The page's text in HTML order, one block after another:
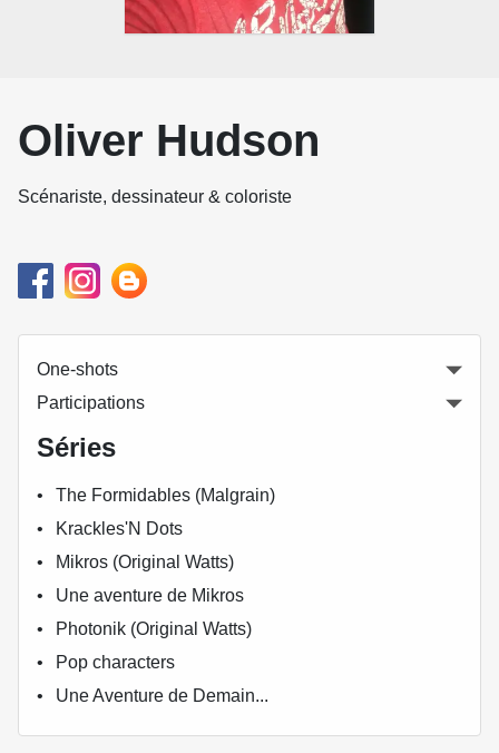
Oliver Hudson
Scénariste, dessinateur & coloriste
One-shots
Participations
Séries
The Formidables (Malgrain)
Krackles'N Dots
Mikros (Original Watts)
Une aventure de Mikros
Photonik (Original Watts)
Pop characters
Une Aventure de Demain...